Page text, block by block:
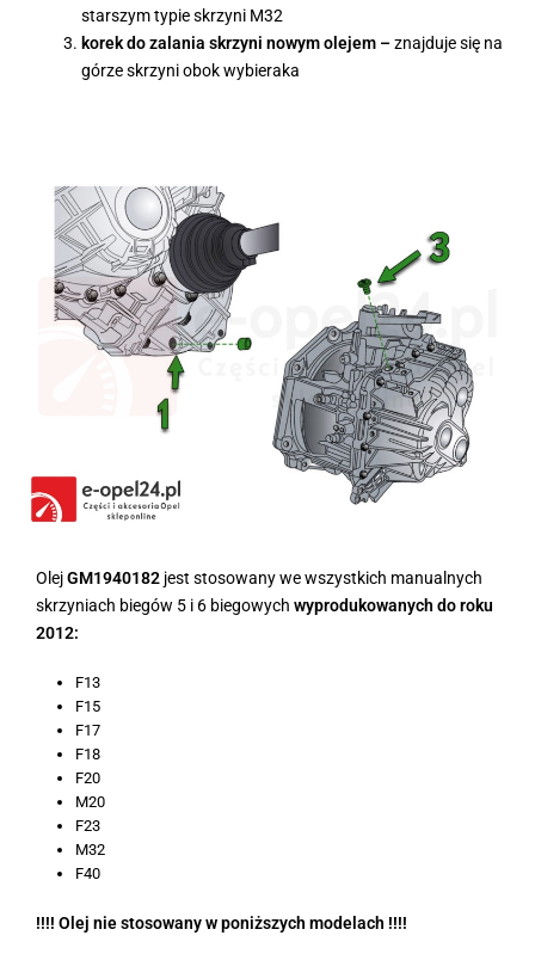
starszym typie skrzyni M32
korek do zalania skrzyni nowym olejem –znajduje się na
górze skrzyni obok wybieraka
OlejGM1940182 jest stosowany we wszystkich manualnych
skrzyniach biegów 5 i 6 biegowych wyprodukowanych do roku
2012:
F13
F15
F17
F18
F20
M20
F23
M32
F40
!!!! Olej nie stosowany w poniższych modelach !!!!